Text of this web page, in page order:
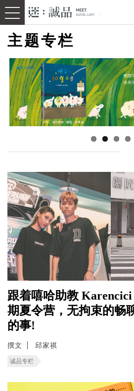
主题专栏
跟着嘻哈助教
期夏令营，无拘束的畅
的事!
撰文 邱家祺
诚品专栏